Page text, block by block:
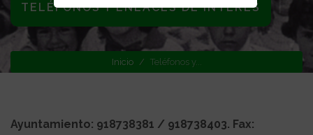
TELÉFONOS Y ENLACES DE INTERÉS
Inicio Teléfonos y...
Ayuntamiento: 918738381 / 918738403. Fax: